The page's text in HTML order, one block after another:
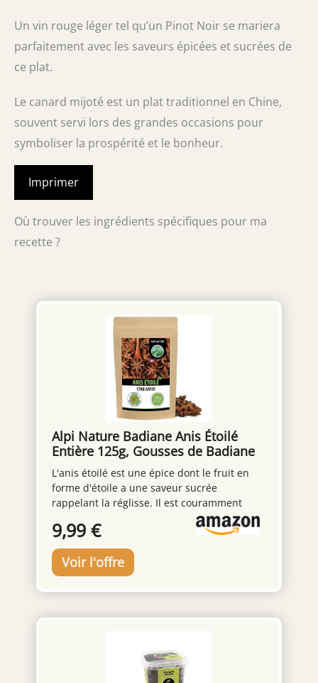
Un vin rouge léger tel qu’un Pinot Noir se mariera
parfaitement avec les saveurs épicées et sucrées de
ce plat.
Le canard mijoté est un plat traditionnel en Chine,
souvent servi lors des grandes occasions pour
symboliser la prospérité et le bonheur.
Imprimer
Où trouver les ingrédients spécifiques pour ma
recette ?
Alpi Nature Badiane Anis Étoilé
Entière 125g, Gousses de Badiane
Entières pour la Cuisine
L'anis étoilé est une épice dont le fruit en
forme d'étoile a une saveur sucrée
rappelant la réglisse. Il est couramment
utilisé dans la cuisine asiatique, notamment
dans les mélanges d'épices, les desserts et
les boissons. Utilisation multiple: L'anis
étoilé parfume les bouillons, les soupes, les
ragoûts, les mélanges d'épices et les
boissons comme le vin chaud ou le chai. Il
délicatement séchées pour préserver leur
saveur et leur arôme naturels. Elles sont
9,99 €